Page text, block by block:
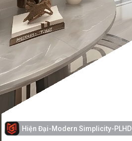
Hiện Đại-Modern Simplicity-PLHD